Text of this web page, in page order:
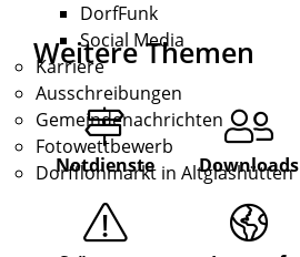
DorfFunk
Social Media
Karriere
Ausschreibungen
Gemeindenachrichten
Fotowettbewerb
Dorfflohmarkt in Altglashütten
Weitere Themen
Notdienste Downloads